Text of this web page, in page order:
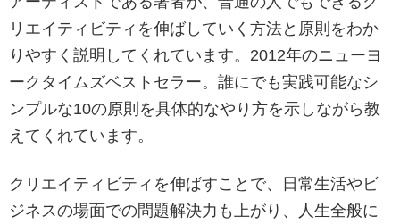
リエイティビティを伸ばしていく方法と原則をわか
りやすく説明してくれています。2012年のニューヨ
ークタイムズベストセラー。誰にでも実践可能なシ
ンプルな10の原則を具体的なやり方を示しながら教
えてくれています。
クリエイティビティを伸ばすことで、日常生活やビ
ジネスの場面での問題解決力も上がり、人生全般に